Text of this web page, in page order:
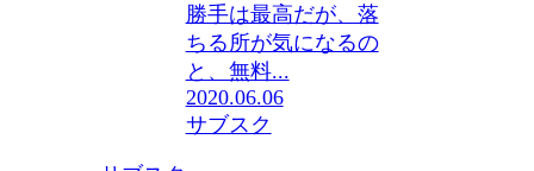
勝手は最高だが、落
ちる所が気になるの
と、無料...
2020.06.06
サブスク